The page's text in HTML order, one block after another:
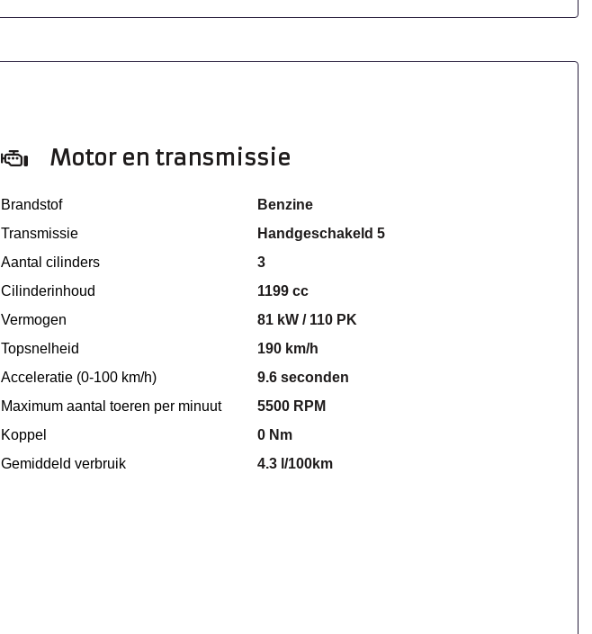
Motor en transmissie
Brandstof
Benzine
Transmissie
Handgeschakeld 5
Aantal cilinders
3
Cilinderinhoud
1199 cc
Vermogen
81 kW / 110 PK
Topsnelheid
190 km/h
Acceleratie (0-100 km/h)
9.6 seconden
Maximum aantal toeren per minuut
5500 RPM
Koppel
0 Nm
Gemiddeld verbruik
4.3 l/100km